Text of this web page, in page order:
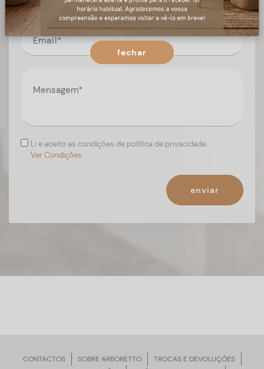
Li e aceito as condições de política de privacidade.
Ver Condições.
enviar
CONTACTOS SOBRE ARBORETTO
TROCAS E DEVOLUÇÕES
fechar